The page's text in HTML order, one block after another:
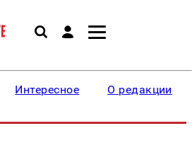
Интересное О редакции